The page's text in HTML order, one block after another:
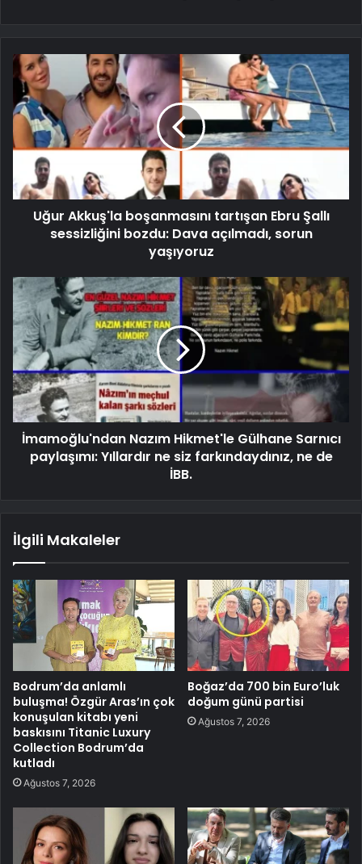
Uğur Akkuş'la boşanmasını tartışan Ebru Şallı
sessizliğini bozdu: Dava açılmadı, sorun
yaşıyoruz
İmamoğlu'ndan Nazım Hikmet'le Gülhane Sarnıcı
paylaşımı: Yıllardır ne siz farkındaydınız, ne de
İBB.
İlgili Makaleler
Bodrum’da anlamlı
buluşma! Özgür Aras’ın çok
konuşulan kitabı yeni
baskısını Titanic Luxury
Collection Bodrum’da
kutladı
Ağustos 7, 2026
Boğaz’da 700 bin Euro’luk
doğum günü partisi
Ağustos 7, 2026